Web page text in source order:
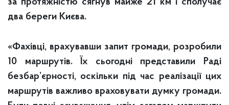
за протяжністю сягнув майже 21 км і сполучає
два береги Києва.
«Фахівці, врахувавши запит громади, розробили
10 маршрутів. Їх сьогодні представили Раді
безбар’єрності, оскільки під час реалізації цих
маршрутів важливо враховувати думку громади.